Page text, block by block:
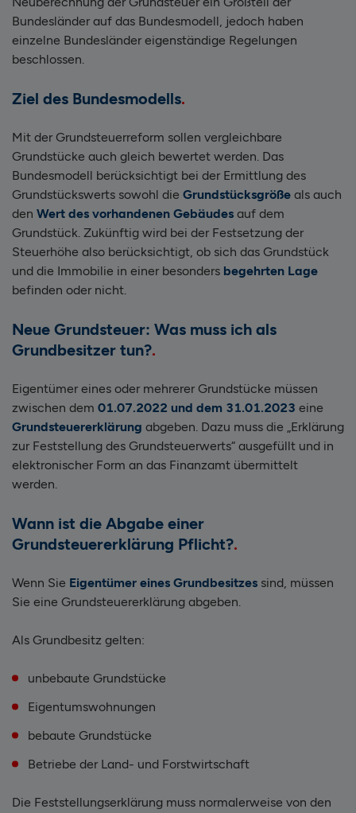
Bundesländer auf das Bundesmodell, jedoch haben
einzelne Bundesländer eigenständige Regelungen
beschlossen.
Ziel des Bundesmodells
Mit der Grundsteuerreform sollen vergleichbare
Grundstücke auch gleich bewertet werden. Das
Bundesmodell berücksichtigt bei der Ermittlung des
Grundstückswerts sowohl die Grundstücksgröße als auch
den Wert des vorhandenen Gebäudes auf dem
Grundstück. Zukünftig wird bei der Festsetzung der
Steuerhöhe also berücksichtigt, ob sich das Grundstück
und die Immobilie in einer besonders begehrten Lage
befinden oder nicht.
Neue Grundsteuer: Was muss ich als
Grundbesitzer tun?
Eigentümer eines oder mehrerer Grundstücke müssen
zwischen dem 01.07.2022 und dem 31.01.2023 eine
Grundsteuererklärung abgeben. Dazu muss die „Erklärung
zur Feststellung des Grundsteuerwerts“ ausgefüllt und in
elektronischer Form an das Finanzamt übermittelt
werden.
Wann ist die Abgabe einer
Grundsteuererklärung Pflicht?
Wenn Sie Eigentümer eines Grundbesitzes sind, müssen
Sie eine Grundsteuererklärung abgeben.
Als Grundbesitz gelten:
unbebaute Grundstücke
Eigentumswohnungen
bebaute Grundstücke
Betriebe der Land- und Forstwirtschaft
Die Feststellungserklärung muss normalerweise von den